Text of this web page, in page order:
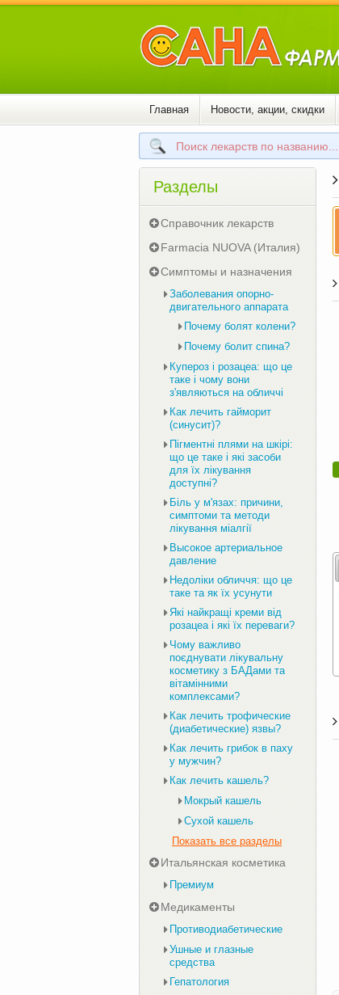
Главная Новости, акции, скидки
Разделы
Справочник лекарств
Farmacia NUOVA (Италия)
Симптомы и назначения
Заболевания опорно-
двигательного аппарата
Почему болят колени?
Почему болит спина?
Купероз і розацеа: що це
таке і чому вони
з'являються на обличчі
Как лечить гайморит
(синусит)?
Пігментні плями на шкірі:
що це таке і які засоби
для їх лікування
доступні?
Біль у м'язах: причини,
симптоми та методи
лікування міалгії
Высокое артериальное
давление
Недоліки обличчя: що це
таке та як їх усунути
Які найкращі креми від
розацеа і які їх переваги?
Чому важливо
поєднувати лікувальну
косметику з БАДами та
вітамінними
комплексами?
Как лечить трофические
(диабетические) язвы?
Как лечить грибок в паху
у мужчин?
Как лечить кашель?
Мокрый кашель
Сухой кашель
Показать все разделы
Итальянская косметика
Премиум
Медикаменты
Противодиабетические
Ушные и глазные
средства
Гепатология